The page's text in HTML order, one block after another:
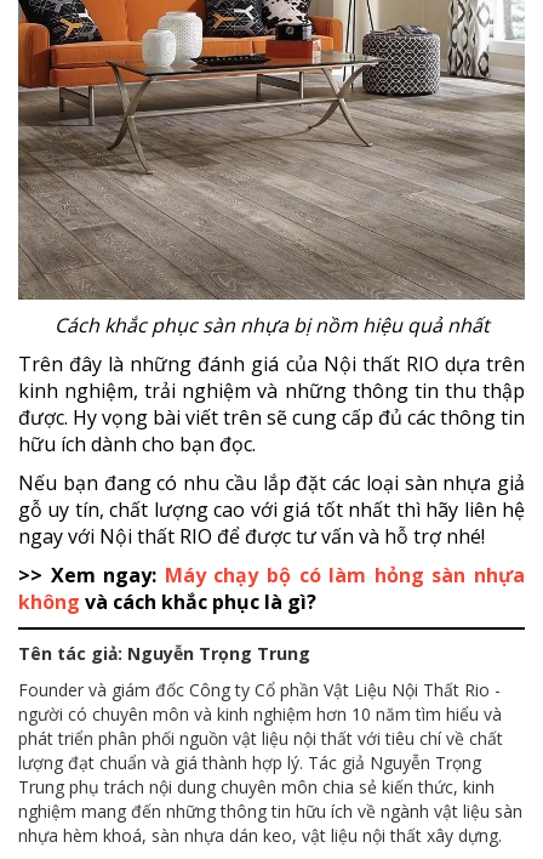
Cách khắc phục sàn nhựa bị nồm hiệu quả nhất
Trên đây là những đánh giá của Nội thất RIO dựa trên
kinh nghiệm, trải nghiệm và những thông tin thu thập
được. Hy vọng bài viết trên sẽ cung cấp đủ các thông tin
hữu ích dành cho bạn đọc.
Nếu bạn đang có nhu cầu lắp đặt các loại sàn nhựa giả
gỗ uy tín, chất lượng cao với giá tốt nhất thì hãy liên hệ
ngay với Nội thất RIO để được tư vấn và hỗ trợ nhé!
>> Xem ngay: Máy chạy bộ có làm hỏng sàn nhựa
không và cách khắc phục là gì?
Tên tác giả: Nguyễn Trọng Trung
Founder và giám đốc Công ty Cổ phần Vật Liệu Nội Thất Rio -
người có chuyên môn và kinh nghiệm hơn 10 năm tìm hiểu và
phát triển phân phối nguồn vật liệu nội thất với tiêu chí về chất
lượng đạt chuẩn và giá thành hợp lý. Tác giả Nguyễn Trọng
Trung phụ trách nội dung chuyên môn chia sẻ kiến thức, kinh
nghiệm mang đến những thông tin hữu ích về ngành vật liệu sàn
nhựa hèm khoá, sàn nhựa dán keo, vật liệu nội thất xây dựng.